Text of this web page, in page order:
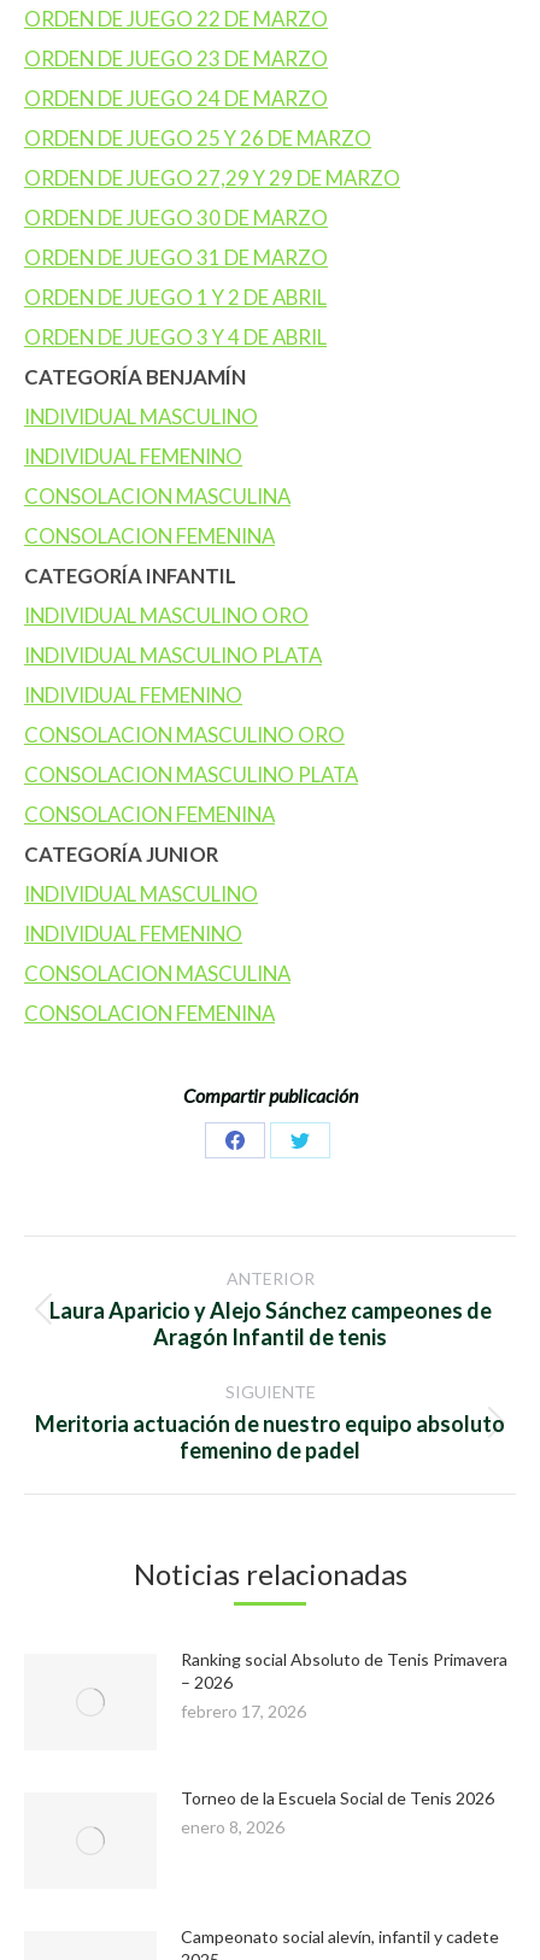
ORDEN DE JUEGO 22 DE MARZO
ORDEN DE JUEGO 23 DE MARZO
ORDEN DE JUEGO 24 DE MARZO
ORDEN DE JUEGO 25 Y 26 DE MARZO
ORDEN DE JUEGO 27,29 Y 29 DE MARZO
ORDEN DE JUEGO 30 DE MARZO
ORDEN DE JUEGO 31 DE MARZO
ORDEN DE JUEGO 1 Y 2 DE ABRIL
ORDEN DE JUEGO 3 Y 4 DE ABRIL
CATEGORÍA BENJAMÍN
INDIVIDUAL MASCULINO
INDIVIDUAL FEMENINO
CONSOLACION MASCULINA
CONSOLACION FEMENINA
CATEGORÍA INFANTIL
INDIVIDUAL MASCULINO ORO
INDIVIDUAL MASCULINO PLATA
INDIVIDUAL FEMENINO
CONSOLACION MASCULINO ORO
CONSOLACION MASCULINO PLATA
CONSOLACION FEMENINA
CATEGORÍA JUNIOR
INDIVIDUAL MASCULINO
INDIVIDUAL FEMENINO
CONSOLACION MASCULINA
CONSOLACION FEMENINA
Compartir publicación
Share
Share
Navegación
entre
publicaciones
ANTERIOR
Publicación
anterior:
Laura Aparicio y Alejo Sánchez campeones de
Aragón Infantil de tenis
SIGUIENTE
Publicación
siguiente:
Meritoria actuación de nuestro equipo absoluto
femenino de padel
Noticias relacionadas
Ranking social Absoluto de Tenis Primavera
– 2026
febrero 17, 2026
Torneo de la Escuela Social de Tenis 2026
enero 8, 2026
Campeonato social alevín, infantil y cadete